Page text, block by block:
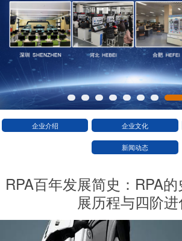
企业介绍 企业文化
新闻动态
RPA百年发展简史：RPA
展历程与四阶